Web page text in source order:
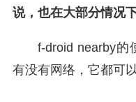
说，也在大部分情况
f-droid nearby的
有没有网络，它都可